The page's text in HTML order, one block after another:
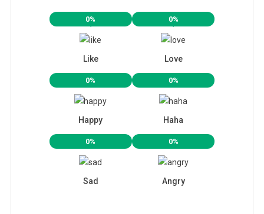
0%
Like
0%
Love
0%
Happy
0%
Haha
0%
Sad
0%
Angry